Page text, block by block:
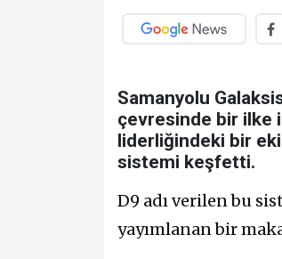
Samanyolu
çevresinde bir ilke
liderliğindeki bir
sistemi keşfetti.
D9 adı verilen bu
yayımlanan bir